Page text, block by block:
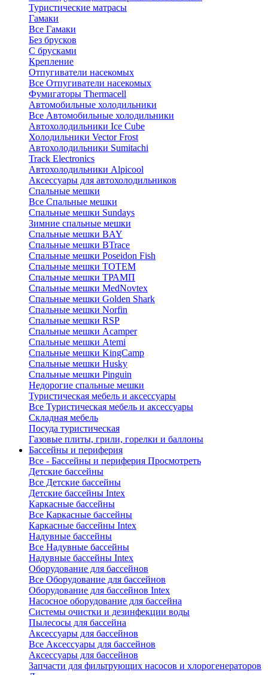
Туристические матрасы
Гамаки
Все Гамаки
Без брусков
С брусками
Крепление
Отпугиватели насекомых
Все Отпугиватели насекомых
Фумигаторы Thermacell
Автомобильные холодильники
Все Автомобильные холодильники
Автохолодильники Ice Cube
Холодильники Vector Frost
Автохолодильники Sumitachi
Track Electronics
Автохолодильники Alpicool
Аксессуары для автохолодильников
Спальные мешки
Все Спальные мешки
Спальные мешки Sundays
Зимние спальные мешки
Спальные мешки BAY
Спальные мешки BTrace
Спальные мешки Poseidon Fish
Спальные мешки ТОТЕМ
Спальные мешки ТРАМП
Cпальные мешки MedNovtex
Спальные мешки Golden Shark
Спальные мешки Norfin
Спальные мешки RSP
Спальные мешки Acamper
Спальные мешки Atemi
Спальные мешки KingCamp
Спальные мешки Husky
Спальные мешки Pinguin
Недорогие спальные мешки
Туристическая мебель и аксессуары
Все Туристическая мебель и аксессуары
Складная мебель
Посуда туристическая
Газовые плиты, грили, горелки и баллоны
Бассейны и периферия
Все - Бассейны и периферия Просмотреть
Детские бассейны
Все Детские бассейны
Детские бассейны Intex
Каркасные бассейны
Все Каркасные бассейны
Каркасные бассейны Intex
Надувные бассейны
Все Надувные бассейны
Надувные бассейны Intex
Оборудование для бассейнов
Все Оборудование для бассейнов
Оборудование для бассейнов Intex
Насосное оборудование для бассейна
Системы очистки и дезинфекции воды
Пылесосы для бассейна
Аксессуары для бассейнов
Все Аксессуары для бассейнов
Аксессуары для бассейнов
Запчасти для фильтрующих насосов и хлорогенераторов